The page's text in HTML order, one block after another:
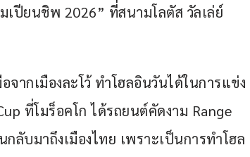
เปียนชิพ 2026” ที่สนามโลตัส วัลเล่ย์
จากเมืองละโว้ ทำโฮลอินวันได้ในการแข่ง
ที่โมร็อคโก ได้รถยนต์คัดงาม Range
ลับมาถึงเมืองไทย เพราะเป็นการทำโฮล